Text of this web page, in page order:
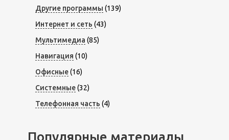
Другие программы (139)
Интернет и сеть (43)
Мультимедиа (85)
Навигация (10)
Офисные(16)
Системные(32)
Телефонная часть (4)
Популярные материалы